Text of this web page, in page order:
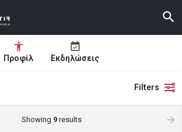
Προφίλ Εκδηλώσεις
Filters
Showing 9results